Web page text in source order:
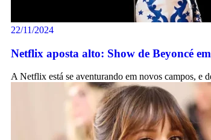
22/11/2024
Netflix aposta alto: Show de Beyoncé
A Netflix está se aventurando em novos campos, e